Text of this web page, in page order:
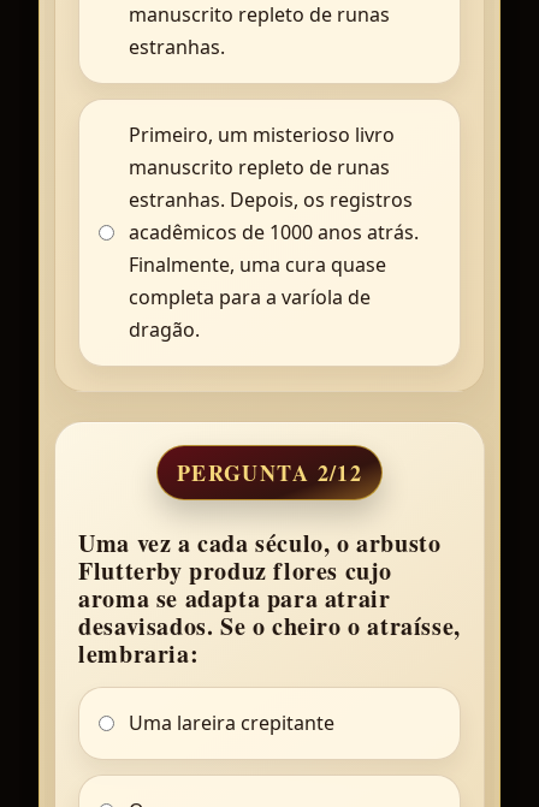
manuscrito repleto de runas
estranhas.
Primeiro, um misterioso livro
manuscrito repleto de runas
estranhas. Depois, os registros
acadêmicos de 1000 anos atrás.
Finalmente, uma cura quase
completa para a varíola de
dragão.
PERGUNTA 2/12
Uma vez a cada século, o arbusto
Flutterby produz flores cujo
aroma se adapta para atrair
desavisados. Se o cheiro o atraísse,
lembraria:
Uma lareira crepitante